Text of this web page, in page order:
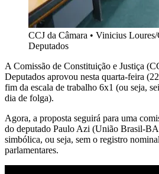
CCJ da Câmara • Vinicius Loures/
Deputados
A Comissão de Constituição e Justiça
Deputados aprovou nesta quarta-feira
fim da escala de trabalho 6x1 (ou seja,
dia de folga).
Agora, a proposta seguirá para uma
do deputado Paulo Azi (União Brasil-
simbólica, ou seja, sem o registro
parlamentares.